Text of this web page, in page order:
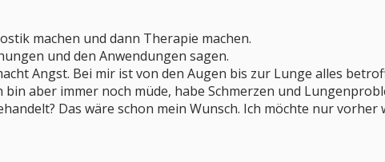
machen und dann Therapie machen.
und den Anwendungen sagen.
Angst. Bei mir ist von den Augen bis zur Lunge alles
aber immer noch müde, habe Schmerzen und
Das wäre schon mein Wunsch. Ich möchte nur vorher